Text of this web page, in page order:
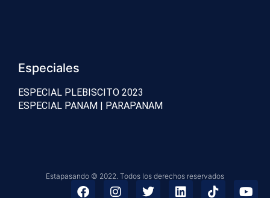
Especiales
ESPECIAL PLEBISCITO 2023
ESPECIAL PANAM | PARAPANAM
Estapasando © 2022. Todos los derechos reservados